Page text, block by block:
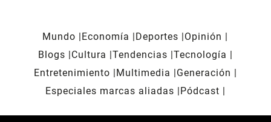
Mundo Economía Deportes
Opinión
Blogs
Cultura Tendencias Tecnología
Entretenimiento
Multimedia
Generación
Especiales marcas aliadas
Pódcast